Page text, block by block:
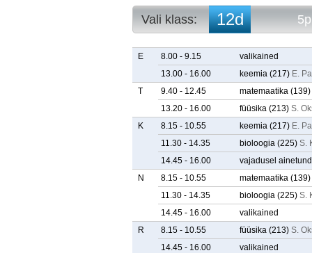
Vali klass: 12d
10c
11b
11c
12a
12b
12e
5p. tunniplaan
E 8.00 - 9.15
valikained
13.00 - 16.00
keemia (217) E.
T
9.40 - 12.45 matemaatika (139)
13.20 - 16.00
füüsika (213) S.
K
8.15 - 10.55 keemia (217) E.
11.30 - 14.35
bioloogia (225) S.
14.45 - 16.00
vajadusel
N
8.15 - 10.55 matemaatika (139)
11.30 - 14.35
bioloogia (225) S.
14.45 - 16.00
valikained
R
8.15 - 10.55 füüsika (213) S.
14.45 - 16.00
valikained